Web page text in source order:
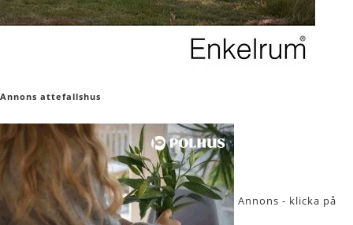
Annons attefallshus
Annons - klicka på